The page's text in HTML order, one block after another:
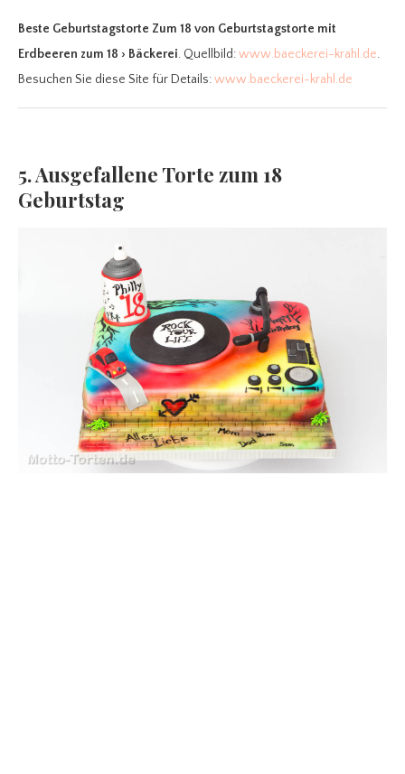
Beste Geburtstagstorte Zum 18 von Geburtstagstorte mit
Erdbeeren zum 18 › Bäckerei. Quellbild:www.baeckerei-krahl.de.
Besuchen Sie diese Site für Details:www.baeckerei-krahl.de
5. Ausgefallene Torte zum 18
Geburtstag